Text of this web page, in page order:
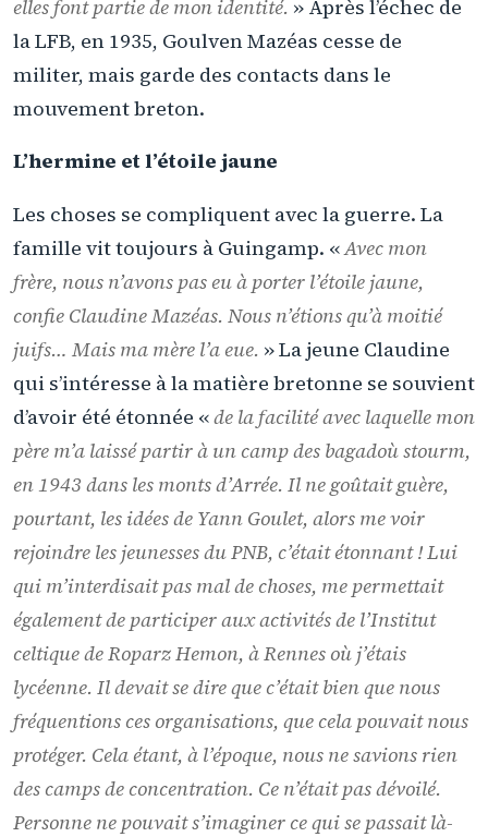
elles font partie de mon identité. » Après l’échec de
la LFB, en 1935, Goulven Mazéas cesse de
militer, mais garde des contacts dans le
mouvement breton.
L’hermine et l’étoile jaune
Les choses se compliquent avec la guerre. La
famille vit toujours à Guingamp. «Avec mon
frère, nous n’avons pas eu à porter l’étoile jaune,
confie Claudine Mazéas. Nous n’étions qu’à moitié
juifs… Mais ma mère l’a eue. » La jeune Claudine
qui s’intéresse à la matière bretonne se souvient
d’avoir été étonnée «de la facilité avec laquelle mon
père m’a laissé partir à un camp des bagadoù stourm,
en 1943 dans les monts d’Arrée. Il ne goûtait guère,
pourtant, les idées de Yann Goulet, alors me voir
rejoindre les jeunesses du PNB, c’était étonnant ! Lui
qui m’interdisait pas mal de choses, me permettait
également de participer aux activités de l’Institut
celtique de Roparz Hemon, à Rennes où j’étais
lycéenne. Il devait se dire que c’était bien que nous
fréquentions ces organisations, que cela pouvait nous
protéger. Cela étant, à l’époque, nous ne savions rien
des camps de concentration. Ce n’était pas dévoilé.
Personne ne pouvait s’imaginer ce qui se passait là-